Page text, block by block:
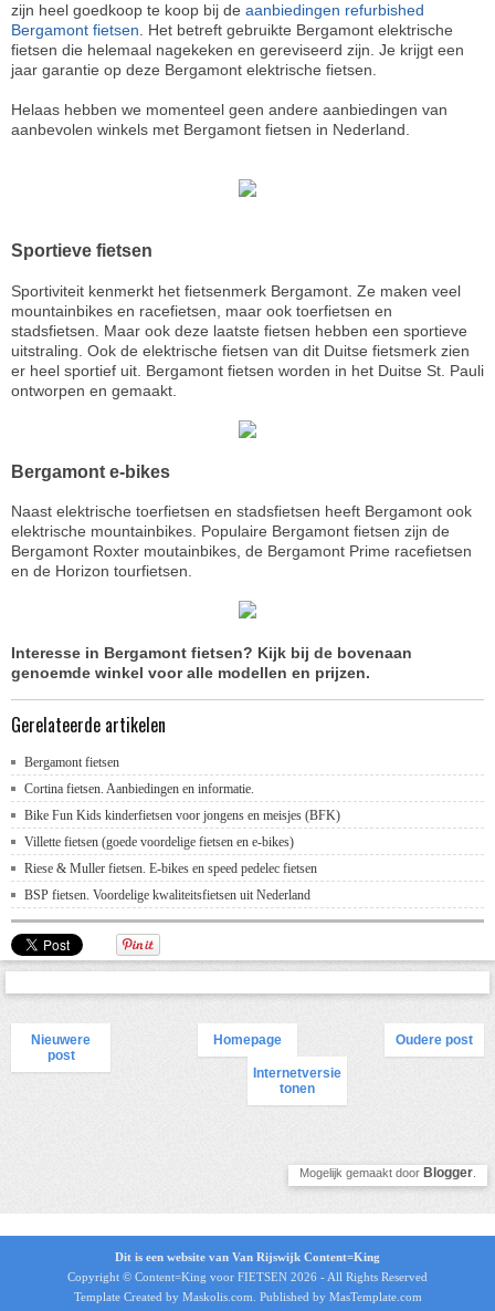
zijn heel goedkoop te koop bij de aanbiedingen refurbished
Bergamont fietsen . Het betreft gebruikte Bergamont elektrische
fietsen die helemaal nagekeken en gereviseerd zijn. Je krijgt een
jaar garantie op deze Bergamont elektrische fietsen.
Helaas hebben we momenteel geen andere aanbiedingen van
aanbevolen winkels met Bergamont fietsen in Nederland.
Sportieve fietsen
Sportiviteit kenmerkt het fietsenmerk Bergamont. Ze maken veel
mountainbikes en racefietsen, maar ook toerfietsen en
stadsfietsen. Maar ook deze laatste fietsen hebben een sportieve
uitstraling. Ook de elektrische fietsen van dit Duitse fietsmerk zien
er heel sportief uit. Bergamont fietsen worden in het Duitse St. Pauli
ontworpen en gemaakt.
Bergamont e-bikes
Naast elektrische toerfietsen en stadsfietsen heeft Bergamont ook
elektrische mountainbikes. Populaire Bergamont fietsen zijn de
Bergamont Roxter moutainbikes, de Bergamont Prime racefietsen
en de Horizon tourfietsen.
Interesse in Bergamont fietsen? Kijk bij de bovenaan
genoemde winkel voor alle modellen en prijzen.
Gerelateerde artikelen
Bergamont fietsen
Cortina fietsen. Aanbiedingen en informatie.
Bike Fun Kids kinderfietsen voor jongens en meisjes (BFK)
Villette fietsen (goede voordelige fietsen en e-bikes)
Riese & Muller fietsen. E-bikes en speed pedelec fietsen
BSP fietsen. Voordelige kwaliteitsfietsen uit Nederland
Nieuwere
post
Oudere post
Homepage
Internetversie
tonen
Mogelijk gemaakt door Blogger
Dit is een website van Van Rijswijk Content=King
Copyright © Content=King voor FIETSEN 2026 - All Rights Reserved
Template Created by Maskolis.com. Published by MasTemplate.com